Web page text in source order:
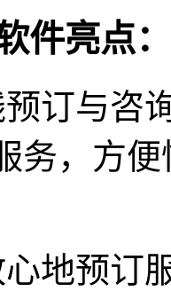
件亮点：
订与咨
务，方
地预订